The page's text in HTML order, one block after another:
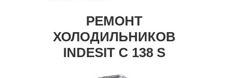
РЕМОНТ
ХОЛОДИЛЬНИКОВ
INDESIT C 138 S